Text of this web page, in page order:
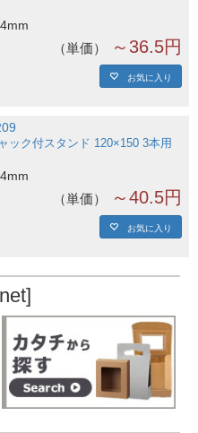
単価 ～36.5円
お気に入り
ック付スタンド 120×150 3本用
単価 ～40.5円
お気に入り